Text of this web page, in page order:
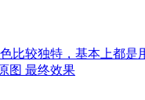
比较独特，基本上都是
图 最终效果